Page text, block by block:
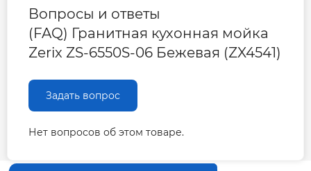
Вопросы и ответы
(FAQ) Гранитная кухонная мойка
Zerix ZS-6550S-06 Бежевая (ZX4541)
Задать вопрос
Нет вопросов об этом товаре.